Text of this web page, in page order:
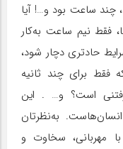
چند ساعت بود و…! آیا
فقط نیم ساعت به‌کار
حادتری دچار شود،
برای چند ثانیه
است؟ و… . این
به‌نظرتان
مهربانی، سخاوت و